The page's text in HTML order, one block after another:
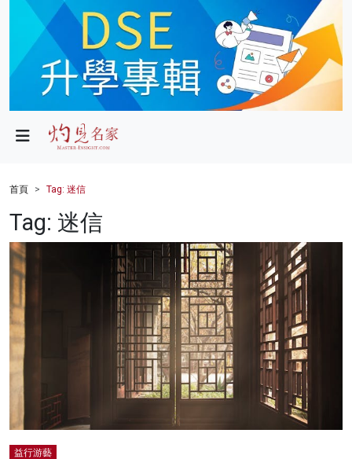
政局
財經
健康
商業
科技
灼見活動
首頁 Tag: 迷信
Tag: 迷信
益行游藝